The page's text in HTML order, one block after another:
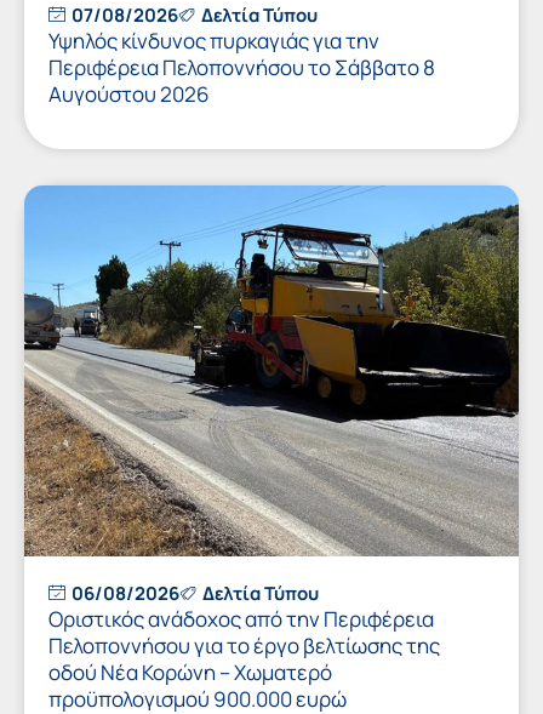
07/08/2026 Δελτία Τύπου
Υψηλός κίνδυνος πυρκαγιάς για την
Περιφέρεια Πελοποννήσου το Σάββατο 8
Αυγούστου 2026
06/08/2026 Δελτία Τύπου
Οριστικός ανάδοχος από την Περιφέρεια
Πελοποννήσου για το έργο βελτίωσης της
οδού Νέα Κορώνη – Χωματερό
προϋπολογισμού 900.000 ευρώ